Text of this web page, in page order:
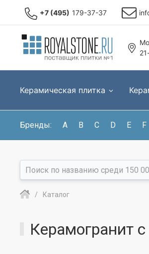
+7 (495) 179-37-37
Керамическая плитка
Бренды: A B C D E F
Каталог
Керамогранит